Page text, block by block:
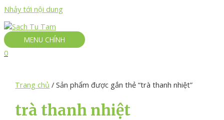
Nhảy tới nội dung
MENU CHÍNH
0
Trang chủ / Sản phẩm được gắn thẻ “trà thanh nhiệt”
trà thanh nhiệt